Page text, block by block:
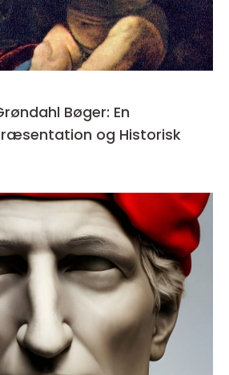
Bøger: En
og Historisk